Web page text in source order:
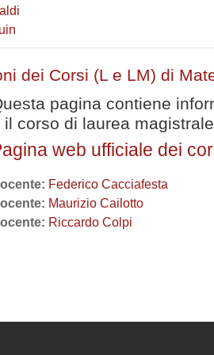
dei Corsi (L e LM) di
pagina contiene
il corso di laurea
web ufficiale dei
Federico Cacciafesta
Maurizio Cailotto
Riccardo Colpi